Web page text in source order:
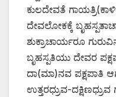
ಕುಲದೇವತೆ
ದೇವಲೋಕಕ್ಕೆ
ಶುಕ್ರಾಚಾರ್ಯರೂ
ಬೃಹಸ್ಪತಿಯು ದೇವರ
ದಾ(ಮಾ)ನವ ಪಕ್ಷಪಾತಿ
ಉತ್ತರಧ್ರುವ-ದಕ್ಷಿಣಧ್ರುವ